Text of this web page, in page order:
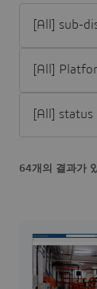
64개의 결과가